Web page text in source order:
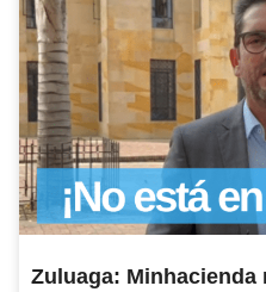
Zuluaga: Minhacienda